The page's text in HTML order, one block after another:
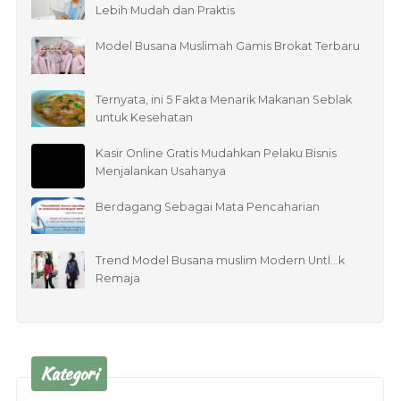
Lebih Mudah dan Praktis
Model Busana Muslimah Gamis Brokat Terbaru
Ternyata, ini 5 Fakta Menarik Makanan Seblak
untuk Kesehatan
Kasir Online Gratis Mudahkan Pelaku Bisnis
Menjalankan Usahanya
Berdagang Sebagai Mata Pencaharian
Trend Model Busana muslim Modern UntÏ…k
Remaja
Kategori